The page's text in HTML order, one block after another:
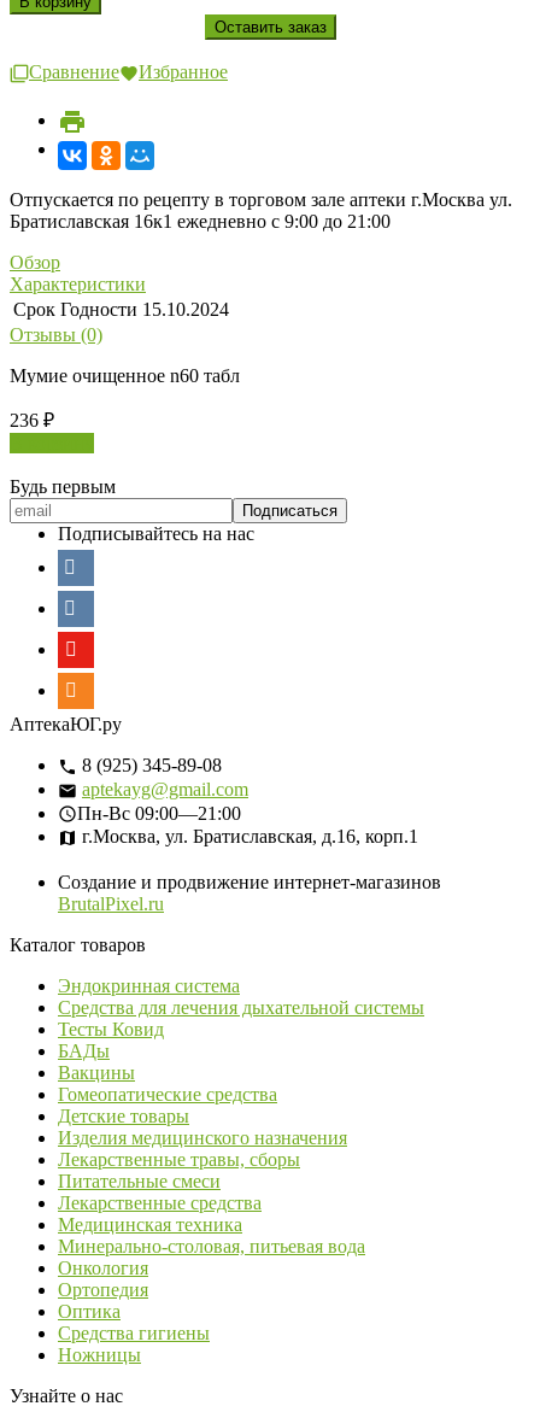
Сравнение Избранное
Отпускается по рецепту в торговом зале аптеки г.Москва ул.
Братиславская 16к1 ежедневно с 9:00 до 21:00
Обзор
Характеристики
Срок Годности 15.10.2024
Отзывы (0)
Мумие очищенное n60 табл
236 ₽
Будь первым
Подписывайтесь на нас
АптекаЮГ.ру
8 (925) 345-89-08
aptekayg@gmail.com
Пн-Вс 09:00—21:00
г.Москва, ул. Братиславская, д.16, корп.1
Создание и продвижение интернет-магазинов
BrutalPixel.ru
Каталог товаров
Эндокринная система
Средства для лечения дыхательной системы
Тесты Ковид
БАДы
Вакцины
Гомеопатические средства
Детские товары
Изделия медицинского назначения
Лекарственные травы, сборы
Питательные смеси
Лекарственные средства
Медицинская техника
Минерально-столовая, питьевая вода
Онкология
Ортопедия
Оптика
Средства гигиены
Ножницы
Узнайте о нас